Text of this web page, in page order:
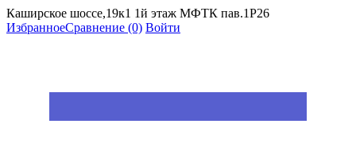
Каширское шоссе,19к1 1й этаж МФТК пав.1Р26
ИзбранноеСравнение (0) Войти